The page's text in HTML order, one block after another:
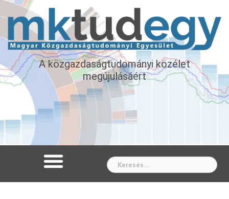
A közgazdaságtudományi közélet
megújulásáért